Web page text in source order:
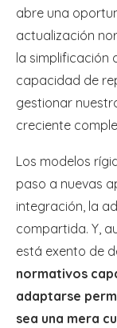
abre una
actualización
la simplificación
capacidad de
gestionar
creciente
Los modelos
paso a nuevas
integración, la
compartida. Y,
está exento de
normativos
adaptarse
sea una mera